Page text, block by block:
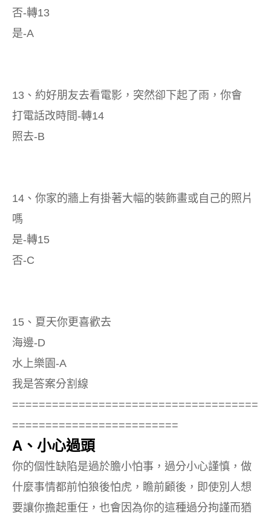
否-轉13
是-A
13、約好朋友去看電影，突然卻下起了雨，你會
打電話改時間-轉14
照去-B
14、你家的牆上有掛著大幅的裝飾畫或自己的照片
嗎
是-轉15
否-C
15、夏天你更喜歡去
海邊-D
水上樂園-A
我是答案分割線
=====================================
=========================
A、小心過頭
你的個性缺陷是過於膽小怕事，過分小心謹慎，做
什麼事情都前怕狼後怕虎，瞻前顧後，即使別人想
要讓你擔起重任，也會因為你的這種過分拘謹而猶